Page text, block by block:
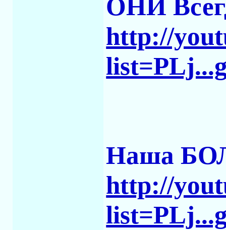
ОНИ
http://
Наша
http://